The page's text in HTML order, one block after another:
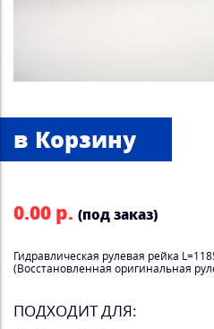
0.00 р. (под заказ)
Гидравлическая рулевая рейка
(Восстановленная оригинальная
ПОДХОДИТ ДЛЯ: